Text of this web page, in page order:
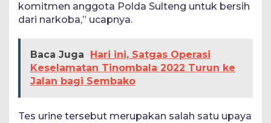
komitmen anggota Polda Sulteng untuk bersih
dari narkoba,” ucapnya.
Baca Juga
Hari ini, Satgas Operasi
Keselamatan Tinombala 2022 Turun ke
Jalan bagi Sembako
Tes urine tersebut merupakan salah satu upaya